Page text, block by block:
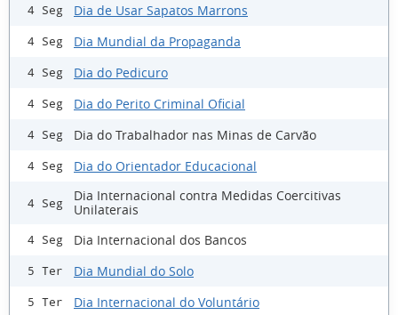
4 Seg Dia de Usar Sapatos Marrons
4 Seg Dia Mundial da Propaganda
4 Seg Dia do Pedicuro
4 Seg Dia do Perito Criminal Oficial
4 Seg Dia do Trabalhador nas Minas de Carvão
4 Seg Dia do Orientador Educacional
4 Seg
Dia Internacional contra Medidas Coercitivas
Unilaterais
4 Seg Dia Internacional dos Bancos
5 Ter Dia Mundial do Solo
5 Ter Dia Internacional do Voluntário